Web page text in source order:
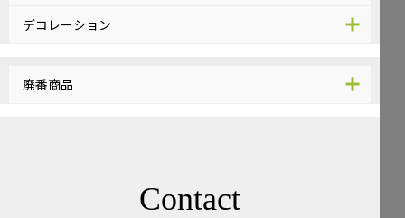
デコレーション
廃番商品
Contact